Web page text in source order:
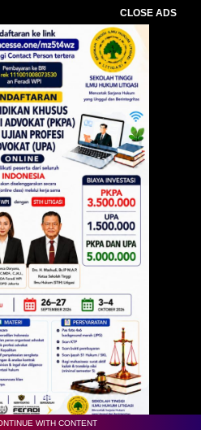
CLOSE ADS
WITH CONTENT